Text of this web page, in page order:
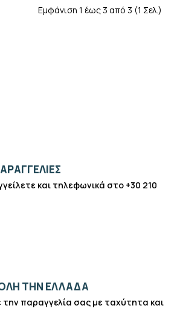
Εμφάνιση 1 έως 3 από 3 (1 Σελ.)
και τηλεφωνικά στο +30 210
ΤΗΝ ΕΛΛΑΔΑ
παραγγελία σας με ταχύτητα και